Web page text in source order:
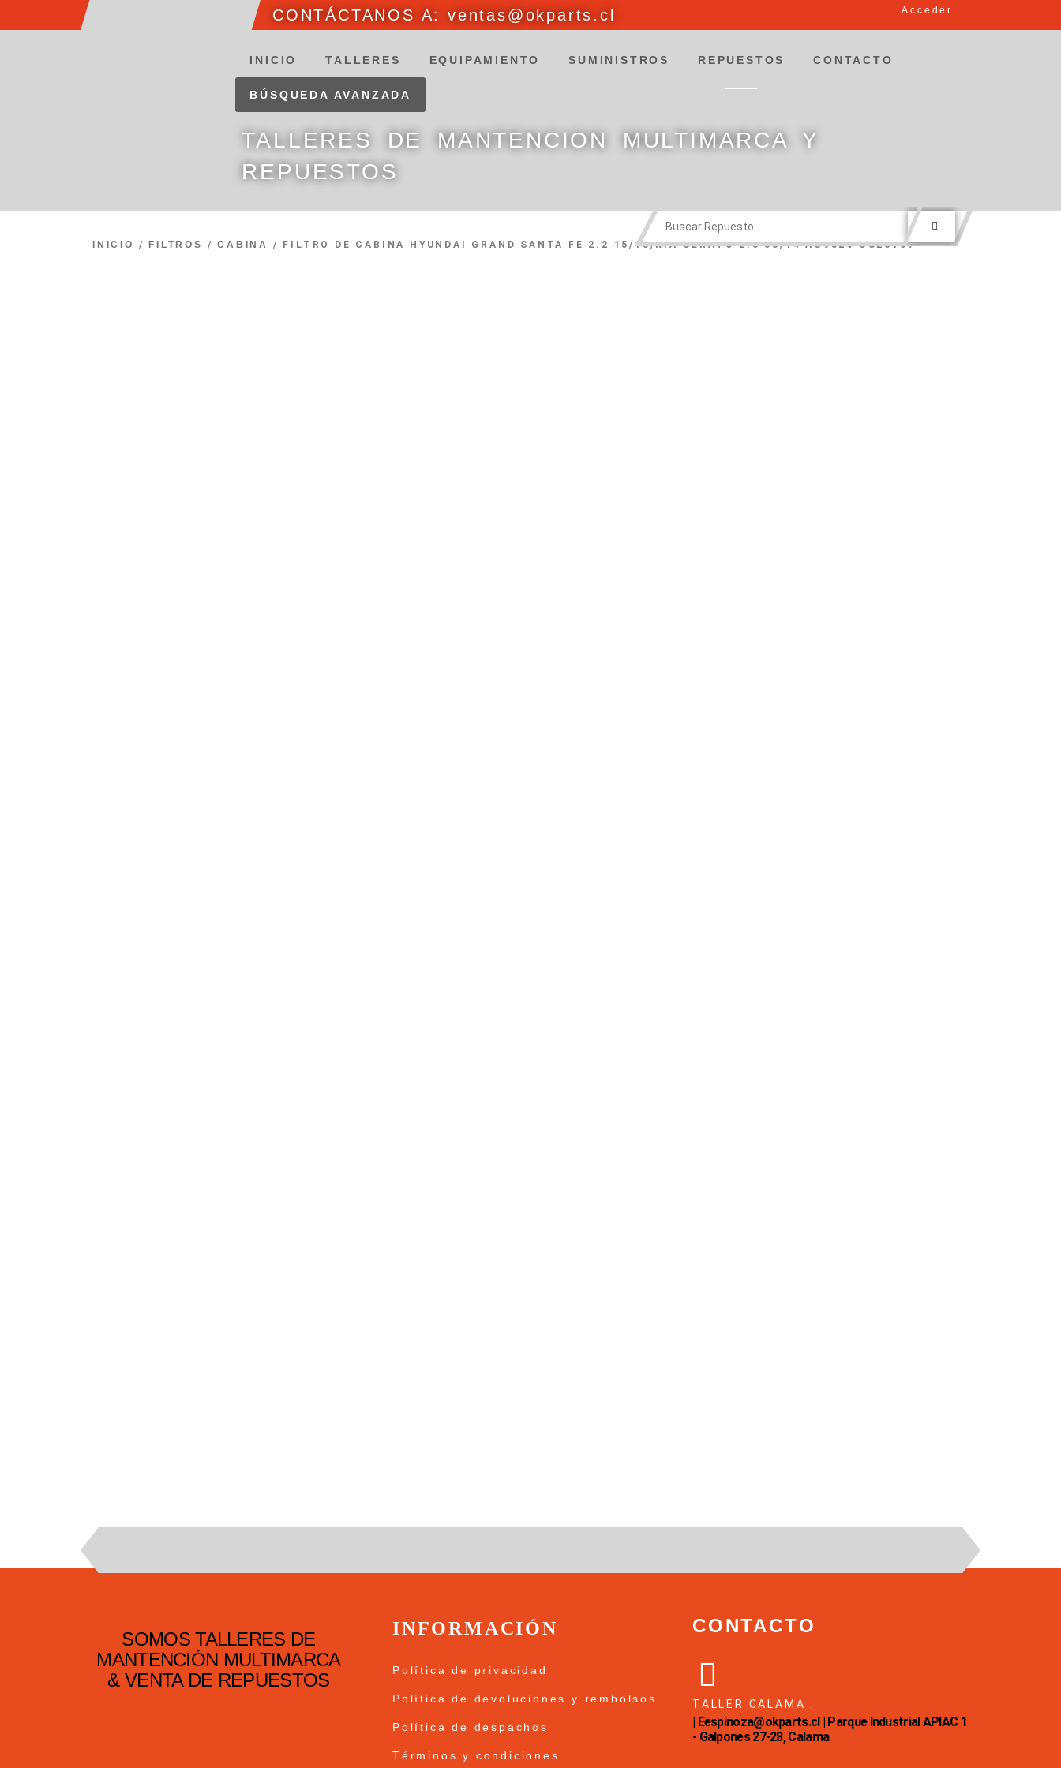
CONTÁCTANOS A: ventas@okparts.cl Acceder
INICIO TALLERES EQUIPAMIENTO SUMINISTROS REPUESTOS CONTACTO
BÚSQUEDA AVANZADA
TALLERES DE MANTENCION MULTIMARCA Y
REPUESTOS
INICIO / FILTROS /CABINA / FILTRO DE CABINA HYUNDAI GRAND SANTA FE 2.2 15/18/KIA CERATO 2.0 08/14 AC9324 CU26107
SOMOS TALLERES DE
MANTENCIÓN MULTIMARCA
& VENTA DE REPUESTOS
INFORMACIÓN
Política de privacidad
Política de devoluciones y rembolsos
Política de despachos
Términos y condiciones
CONTACTO
TALLER CALAMA :
| Eespinoza@okparts.cl | Parque Industrial APIAC 1
- Galpones 27-28, Calama